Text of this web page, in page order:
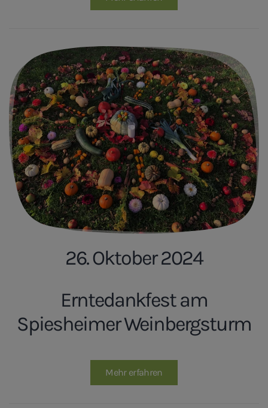
26. Oktober 2024
Erntedankfest am
Spiesheimer Weinbergsturm
Mehr erfahren